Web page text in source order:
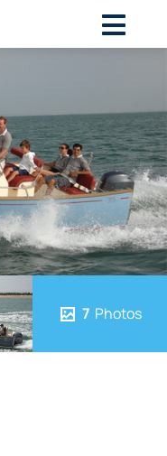
7 Photos